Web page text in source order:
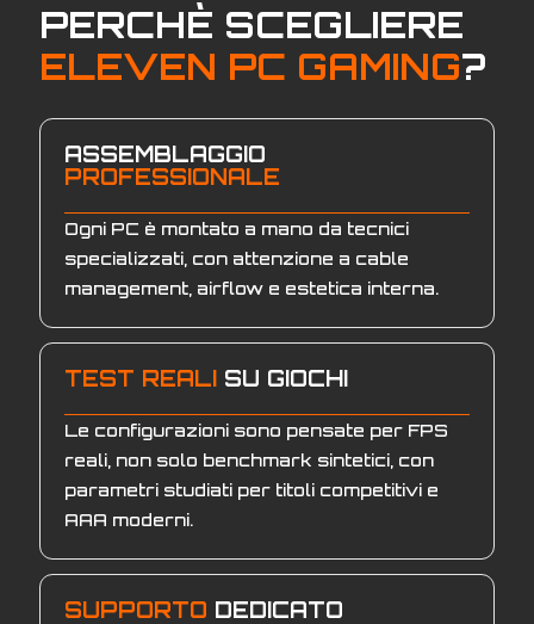
PERCHÈ SCEGLIERE
ELEVEN PC GAMING?
ASSEMBLAGGIO
PROFESSIONALE
Ogni PC è montato a mano da tecnici
specializzati, con attenzione a cable
management, airflow e estetica interna.
TEST REALI SU GIOCHI
Le configurazioni sono pensate per FPS
reali, non solo benchmark sintetici, con
parametri studiati per titoli competitivi e
AAA moderni.
SUPPORTO DEDICATO